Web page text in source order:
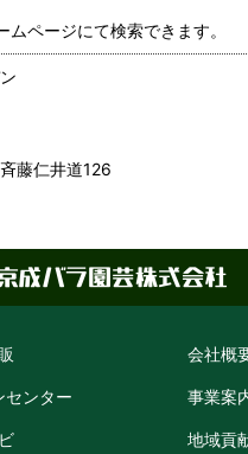
ページにて検索できます。
藤仁井道126
センター
会社概
事業案
地域貢